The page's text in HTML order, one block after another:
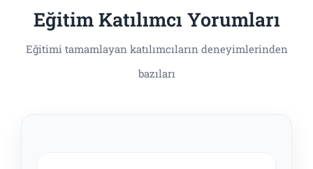
Eğitim Katılımcı Yorumları